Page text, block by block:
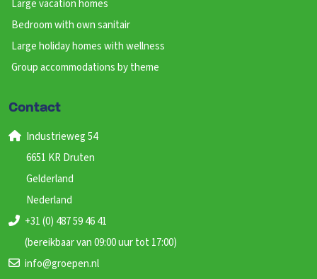
Large vacation homes
Bedroom with own sanitair
Large holiday homes with wellness
Group accommodations by theme
Contact
Industrieweg 54
6651 KR Druten
Gelderland
Nederland
+31 (0) 487 59 46 41
(bereikbaar van 09:00 uur tot 17:00)
info@groepen.nl